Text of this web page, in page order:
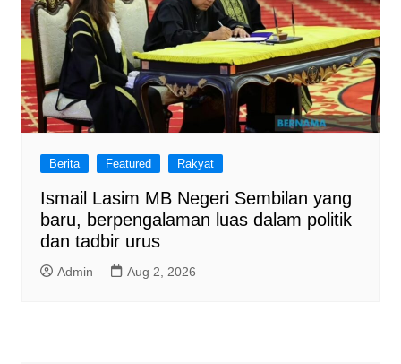
Berita Featured Rakyat
Ismail Lasim MB Negeri Sembilan yang
baru, berpengalaman luas dalam politik
dan tadbir urus
Admin Aug 2, 2026